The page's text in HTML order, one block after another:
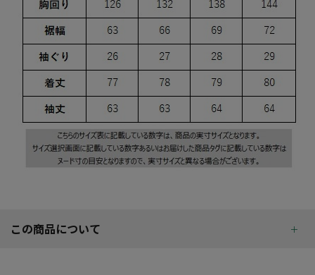
この商品について